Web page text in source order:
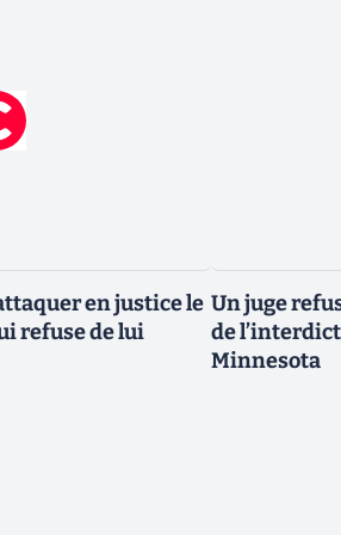
en justice le
refuse de lui
Un juge
de
Minnesota